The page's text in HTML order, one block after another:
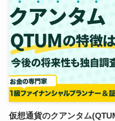
仮想通貨のクアンタム